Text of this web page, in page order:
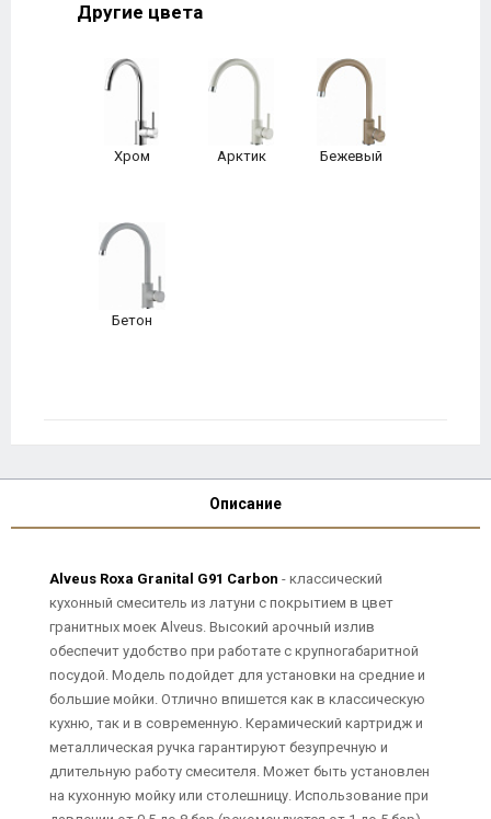
Другие цвета
Хром Арктик Бежевый
Бетон
Описание
Alveus Roxa Granital G91 Carbon - классический
кухонный смеситель из латуни с покрытием в цвет
гранитных моек Alveus. Высокий арочный излив
обеспечит удобство при работате с крупногабаритной
посудой. Модель подойдет для установки на средние и
большие мойки. Отлично впишется как в классическую
кухню, так и в современную. Керамический картридж и
металлическая ручка гарантируют безупречную и
длительную работу смесителя. Может быть установлен
на кухонную мойку или столешницу. Использование при